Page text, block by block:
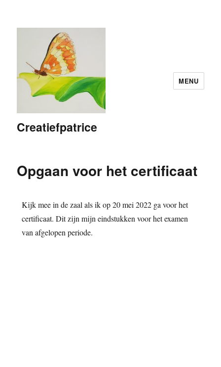
Creatiefpatrice
MENU
Opgaan voor het certificaat
Kijk mee in de zaal als ik op 20 mei 2022 ga voor het
certificaat. Dit zijn mijn eindstukken voor het examen
van afgelopen periode.